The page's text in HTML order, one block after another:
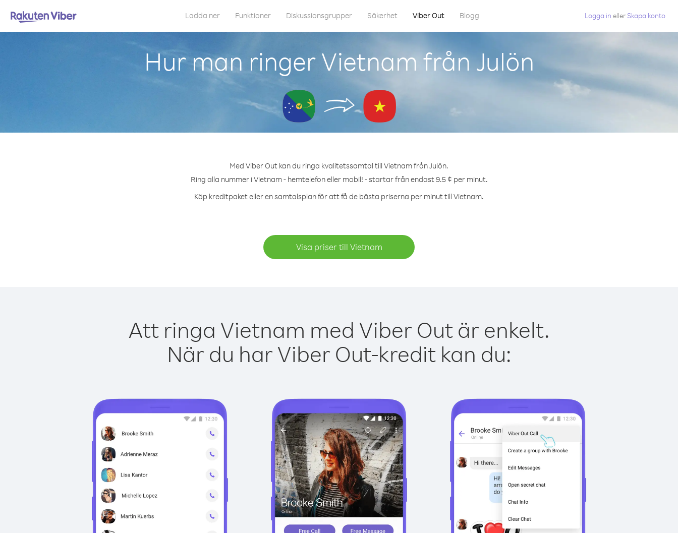
Ladda ner Funktioner Diskussionsgrupper Säkerhet Viber Out Blogg Logga in eller Skapa konto
Hur man ringer Vietnam från Julön
Med Viber Out kan du ringa kvalitetssamtal till Vietnam från Julön.
Ring alla nummer i Vietnam - hemtelefon eller mobil! - startar från endast 9.5 ¢ per minut.
Köp kreditpaket eller en samtalsplan för att få de bästa priserna per minut till Vietnam.
Visa priser till Vietnam
Att ringa Vietnam med Viber Out är enkelt.
När du har Viber Out-kredit kan du: